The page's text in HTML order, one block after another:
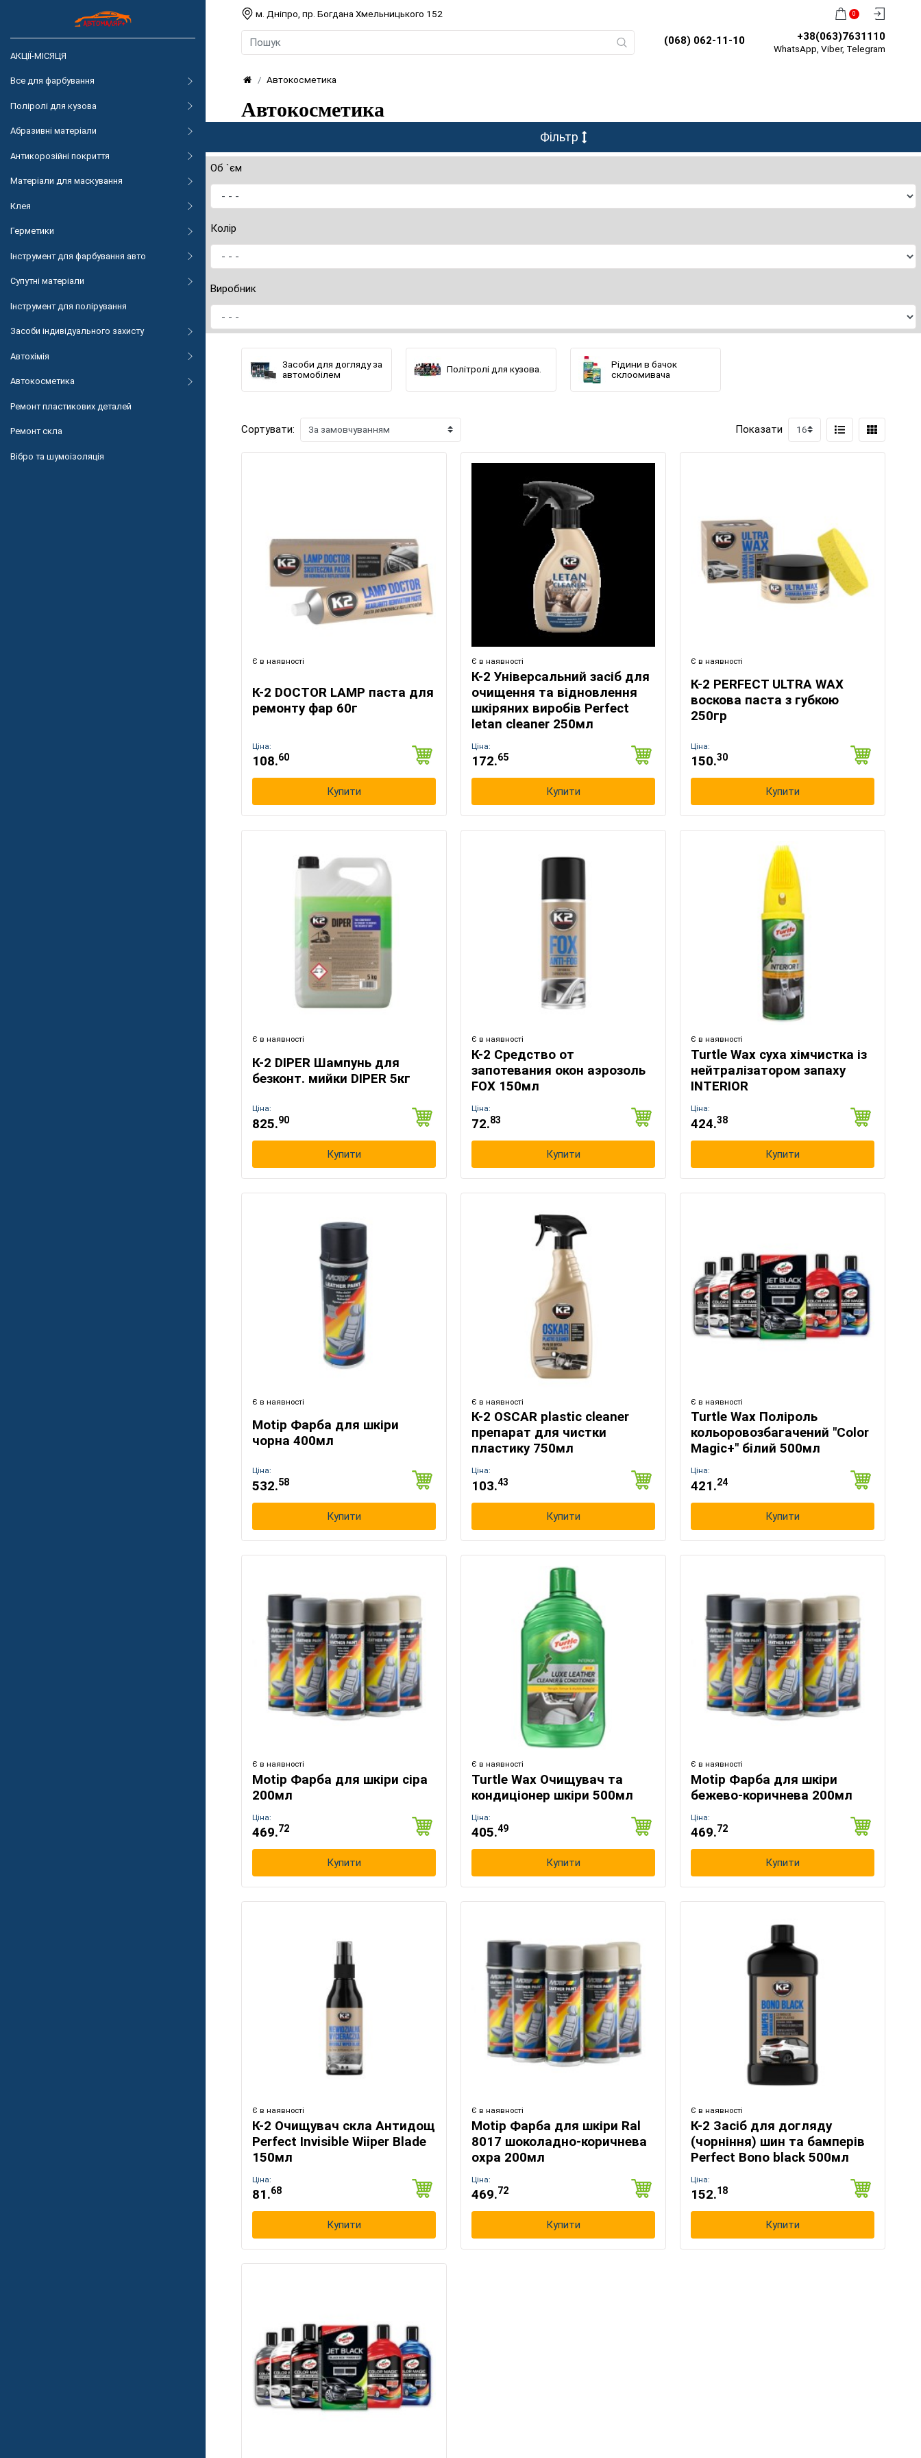
АКЦІЇ-МІСЯЦЯ
Все для фарбування
Поліролі для кузова
Абразивні матеріали
Антикорозійні покриття
Матеріали для маскування
Клея
Герметики
Інструмент для фарбування авто
Супутні матеріали
Інструмент для полірування
Засоби індивідуального захисту
Автохімія
Автокосметика
Ремонт пластикових деталей
Ремонт скла
Вібро та шумоізоляція
м. Дніпро, пр. Богдана Хмельницького 152
(068) 062-11-10
0
+38(063)7631110
WhatsApp, Viber, Telegram
Автокосметика
Автокосметика
Оберіть мову магазину
Фільтр
Об `єм
Колір
Виробник
Засоби для догляду за
автомобілем
Політролі для кузова.
Рідини в бачок
склоомивача
Сортувати: Показати
Є в наявності
К-2 DOCTOR LAMP паста для
ремонту фар 60г
Ціна:
108.60
Купити
Є в наявності
К-2 Універсальний засіб для
очищення та відновлення
шкіряних виробів Perfect
letan cleaner 250мл
Ціна:
172.65
Купити
Є в наявності
К-2 PERFECT ULTRA WAX
воскова паста з губкою
250гр
Ціна:
150.30
Купити
Є в наявності
К-2 DIPER Шампунь для
безконт. мийки DIPER 5кг
Ціна:
825.90
Купити
Є в наявності
К-2 Средство от
запотевания окон аэрозоль
FOX 150мл
Ціна:
72.83
Купити
Є в наявності
Turtle Wax суха хімчистка із
нейтралізатором запаху
INTERIOR
Ціна:
424.38
Купити
Є в наявності
Motip Фарба для шкіри
чорна 400мл
Ціна:
532.58
Купити
Є в наявності
К-2 OSCAR plastic cleaner
препарат для чистки
пластику 750мл
Ціна:
103.43
Купити
Є в наявності
Turtle Wax Поліроль
кольоровозбагачений "Color
Magic+" білий 500мл
Ціна:
421.24
Купити
Є в наявності
Motip Фарба для шкіри сіра
200мл
Ціна:
469.72
Купити
Є в наявності
Turtle Wax Очищувач та
кондиціонер шкіри 500мл
Ціна:
405.49
Купити
Є в наявності
Motip Фарба для шкіри
бежево-коричнева 200мл
Ціна:
469.72
Купити
Є в наявності
К-2 Очищувач скла Антидощ
Perfect Invisible Wiiper Blade
150мл
Ціна:
81.68
Купити
Є в наявності
Motip Фарба для шкіри Ral
8017 шоколадно-коричнева
охра 200мл
Ціна:
469.72
Купити
Є в наявності
К-2 Засіб для догляду
(чорніння) шин та бамперів
Perfect Bono black 500мл
Ціна:
152.18
Купити